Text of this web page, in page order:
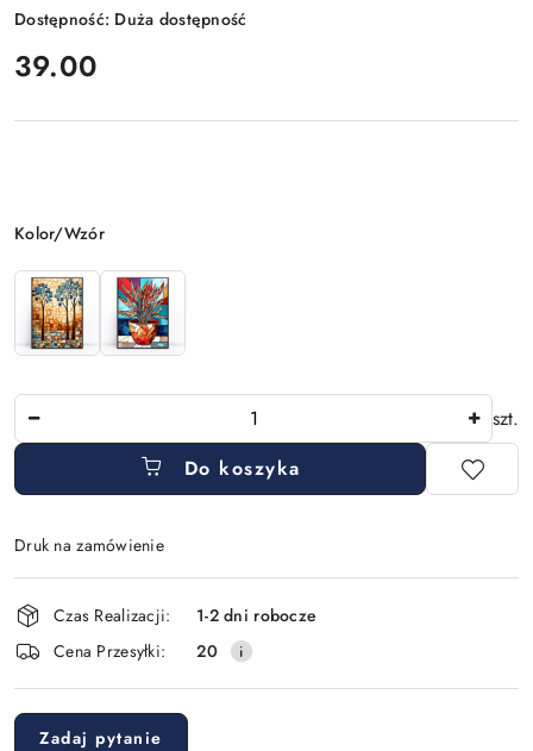
Dostępność: Duża dostępność
cena:
39.00
Wariant
Kolor/Wzór
szt.
Do koszyka
Druk na zamówienie
Dostępność
i
dostawa
Czas Realizacji:
1-2 dni robocze
Cena Przesyłki:
20
Zadaj pytanie